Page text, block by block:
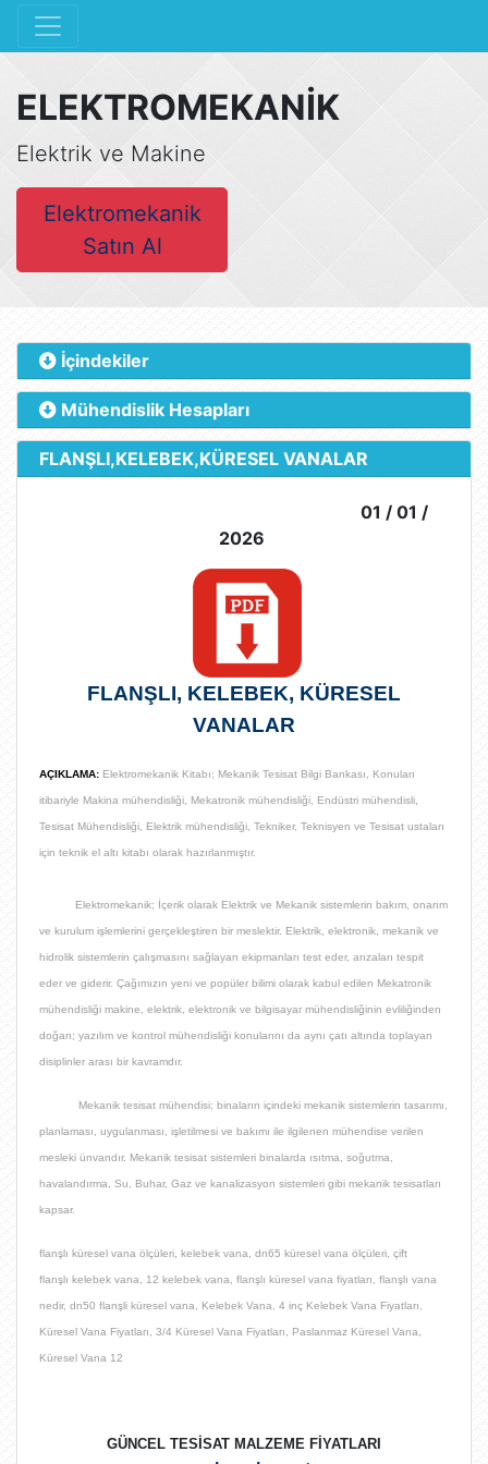
ELEKTROMEKANİK
Elektrik ve Makine
Elektromekanik
Satın Al
İçindekiler
Mühendislik Hesapları
FLANŞLI,KELEBEK,KÜRESEL VANALAR
01 / 01 /
2026
FLANŞLI, KELEBEK, KÜRESEL
VANALAR
AÇIKLAMA: Elektromekanik Kitabı; Mekanik Tesisat Bilgi Bankası, Konuları
itibariyle Makina mühendisliği, Mekatronik mühendisliği, Endüstri mühendisli,
Tesisat Mühendisliği, Elektrik mühendisliği, Tekniker, Teknisyen ve Tesisat ustaları
için teknik el altı kitabı olarak hazırlanmıştır.
Elektromekanik; İçerik olarak Elektrik ve Mekanik sistemlerin bakım, onarım
ve kurulum işlemlerini gerçekleştiren bir meslektir. Elektrik, elektronik, mekanik ve
hidrolik sistemlerin çalışmasını sağlayan ekipmanları test eder, arızaları tespit
eder ve giderir. Çağımızın yeni ve popüler bilimi olarak kabul edilen Mekatronik
mühendisliği makine, elektrik, elektronik ve bilgisayar mühendisliğinin evliliğinden
doğan; yazılım ve kontrol mühendisliği konularını da aynı çatı altında toplayan
disiplinler arası bir kavramdır.
Mekanik tesisat mühendisi; binaların içindeki mekanik sistemlerin tasarımı,
planlaması, uygulanması, işletilmesi ve bakımı ile ilgilenen mühendise verilen
mesleki ünvandır. Mekanik tesisat sistemleri binalarda ısıtma, soğutma,
havalandırma, Su, Buhar, Gaz ve kanalizasyon sistemleri gibi mekanik tesisatları
kapsar.
flanşlı küresel vana ölçüleri, kelebek vana, dn65 küresel vana ölçüleri, çift
flanşlı kelebek vana, 12 kelebek vana, flanşlı küresel vana fiyatları, flanşlı vana
nedir, dn50 flanşli küresel vana, Kelebek Vana, 4 inç Kelebek Vana Fiyatları,
Küresel Vana Fiyatları, 3/4 Küresel Vana Fiyatları, Paslanmaz Küresel Vana,
Küresel Vana 12
GÜNCEL TESİSAT MALZEME FİYATLARI